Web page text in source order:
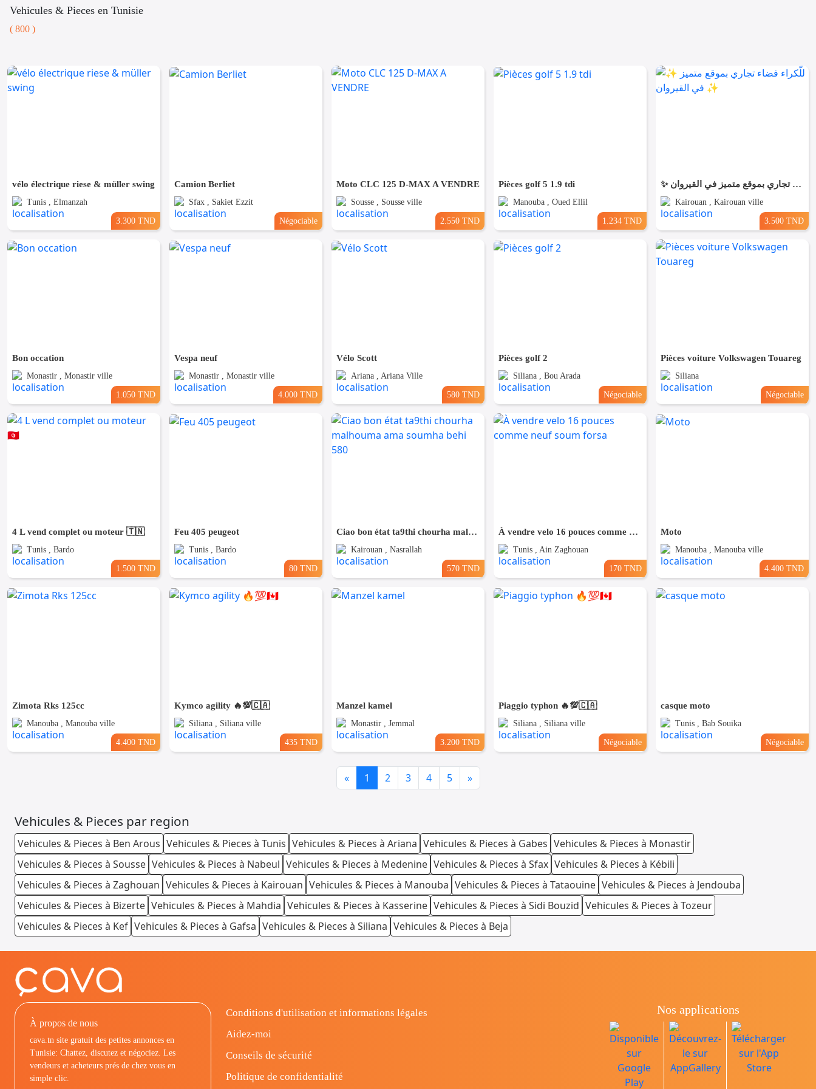
Vehicules & Pieces en Tunisie
( 800 )
vélo électrique riese & müller swing
Tunis , Elmanzah
3.300 TND
Camion Berliet
Sfax , Sakiet Ezzit
Négociable
Moto CLC 125 D-MAX A VENDRE
Sousse , Sousse ville
2.550 TND
Pièces golf 5 1.9 tdi
Manouba , Oued Ellil
1.234 TND
✨ للّكراء فضاء تجاري بموقع متميز في القيروان ✨
Kairouan , Kairouan ville
3.500 TND
Bon occation
Monastir , Monastir ville
1.050 TND
Vespa neuf
Monastir , Monastir ville
4.000 TND
Vélo Scott
Ariana , Ariana Ville
580 TND
Pièces golf 2
Siliana , Bou Arada
Négociable
Pièces voiture Volkswagen Touareg
Siliana
Négociable
4 L vend complet ou moteur 🇹🇳
Tunis , Bardo
1.500 TND
Feu 405 peugeot
Tunis , Bardo
80 TND
Ciao bon état ta9thi chourha malhouma ama soumha behi 580
Kairouan , Nasrallah
570 TND
À vendre velo 16 pouces comme neuf soum forsa
Tunis , Ain Zaghouan
170 TND
Moto
Manouba , Manouba ville
4.400 TND
Zimota Rks 125cc
Manouba , Manouba ville
4.400 TND
Kymco agility 🔥💯🇨🇦
Siliana , Siliana ville
435 TND
Manzel kamel
Monastir , Jemmal
3.200 TND
Piaggio typhon 🔥💯🇨🇦
Siliana , Siliana ville
Négociable
casque moto
Tunis , Bab Souika
Négociable
«Previous
1 2 3 4 5 »Next
Vehicules & Pieces par region
Vehicules & Pieces à Ben Arous Vehicules & Pieces à Tunis Vehicules & Pieces à Ariana Vehicules & Pieces à Gabes Vehicules & Pieces à Monastir
Vehicules & Pieces à Sousse Vehicules & Pieces à Nabeul Vehicules & Pieces à Medenine Vehicules & Pieces à Sfax Vehicules & Pieces à Kébili
Vehicules & Pieces à Zaghouan Vehicules & Pieces à Kairouan Vehicules & Pieces à Manouba Vehicules & Pieces à Tataouine Vehicules & Pieces à Jendouba
Vehicules & Pieces à Bizerte Vehicules & Pieces à Mahdia Vehicules & Pieces à Kasserine Vehicules & Pieces à Sidi Bouzid Vehicules & Pieces à Tozeur
Vehicules & Pieces à Kef Vehicules & Pieces à Gafsa Vehicules & Pieces à Siliana Vehicules & Pieces à Beja
À propos de nous
cava.tn site gratuit des petites annonces en
Tunisie: Chattez, discutez et négociez. Les
vendeurs et acheteurs prés de chez vous en
simple clic.
Conditions d'utilisation et informations légales
Aidez-moi
Conseils de sécurité
Politique de confidentialité
Nos applications